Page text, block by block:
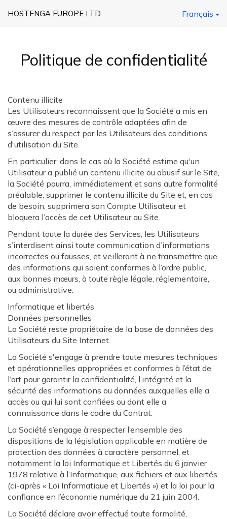
HOSTENGA EUROPE LTD Français
Politique de confidentialité
Contenu illicite
Les Utilisateurs reconnaissent que la Société a mis en
œuvre des mesures de contrôle adaptées afin de
s’assurer du respect par les Utilisateurs des conditions
d'utilisation du Site.
En particulier, dans le cas où la Société estime qu'un
Utilisateur a publié un contenu illicite ou abusif sur le Site,
la Société pourra, immédiatement et sans autre formalité
préalable, supprimer le contenu illicite du Site et, en cas
de besoin, supprimera son Compte Utilisateur et
bloquera l’accès de cet Utilisateur au Site.
Pendant toute la durée des Services, les Utilisateurs
s’interdisent ainsi toute communication d’informations
incorrectes ou fausses, et veilleront à ne transmettre que
des informations qui soient conformes à l’ordre public,
aux bonnes mœurs, à toute règle légale, réglementaire,
ou administrative.
Informatique et libertés
Données personnelles
La Société reste propriétaire de la base de données des
Utilisateurs du Site Internet.
La Société s'engage à prendre toute mesures techniques
et opérationnelles appropriées et conformes à l’état de
l’art pour garantir la confidentialité, l’intégrité et la
sécurité des informations ou données auxquelles elle a
accès ou qui lui sont confiées ou dont elle a
connaissance dans le cadre du Contrat.
La Société s’engage à respecter l’ensemble des
dispositions de la législation applicable en matière de
protection des données à caractère personnel, et
notamment la loi Informatique et Libertés du 6 janvier
1978 relative à l’Informatique, aux fichiers et aux libertés
(ci-après « Loi Informatique et Libertés ») et la loi pour la
confiance en l’économie numérique du 21 juin 2004.
La Société déclare avoir effectué toute formalité,